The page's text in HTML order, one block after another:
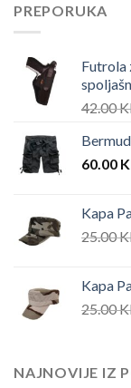
PREPORUKA
Futrola
42.00
60.00
Kapa
25.00
Kapa
25.00
NAJNOVIJE IZ